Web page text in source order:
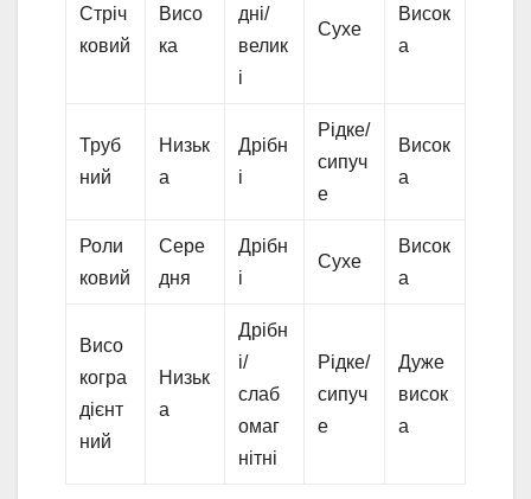
Стріч
ковий
Висо
ка
дні/
велик
і
Сухе
Висок
а
Труб
ний
Низьк
а
Дрібн
і
Рідке/
сипуч
е
Висок
а
Роли
ковий
Сере
дня
Дрібн
і
Сухе
Висок
а
Висо
когра
дієнт
ний
Низьк
а
Дрібн
і/
слаб
омаг
нітні
Рідке/
сипуч
е
Дуже
висок
а